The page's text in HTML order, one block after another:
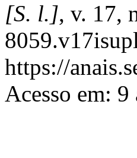
[S. l.], v. 17,
https://
Acesso em: